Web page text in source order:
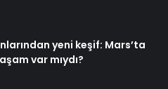
yeni keşif: Mars’ta
var mıydı?